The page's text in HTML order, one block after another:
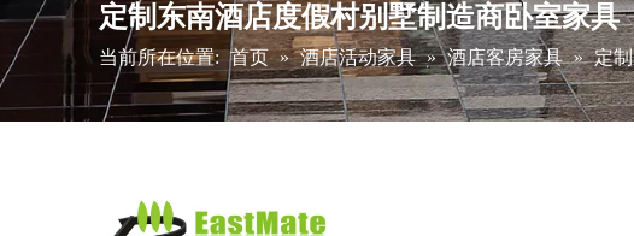
定制东南酒店度假村别墅制造商卧室家具
当前所在位置: 首页 » 酒店活动家具 » 酒店客房家具 » 定